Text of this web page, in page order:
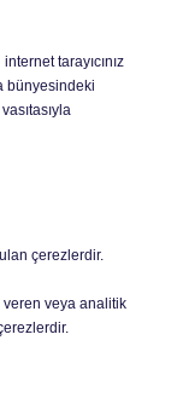
tarayıcınız
bünyesindeki
çerezlerdir.
veya analitik